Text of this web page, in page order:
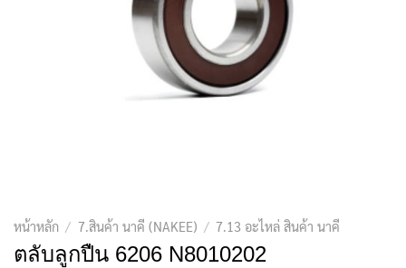
หน้าหลัก / 7.สินค้า นาคี (NAKEE) / 7.13 อะไหล่ สินค้า นาคี
ตลับลูกปืน 6206 N8010202